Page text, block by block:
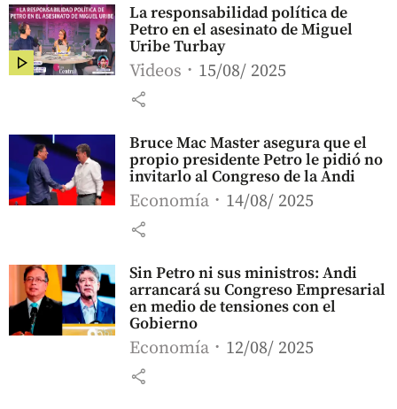
La responsabilidad política de
Petro en el asesinato de Miguel
Uribe Turbay
Videos 15/08/ 2025
share
Bruce Mac Master asegura que el
propio presidente Petro le pidió no
invitarlo al Congreso de la Andi
Economía 14/08/ 2025
share
Sin Petro ni sus ministros: Andi
arrancará su Congreso Empresarial
en medio de tensiones con el
Gobierno
Economía 12/08/ 2025
share